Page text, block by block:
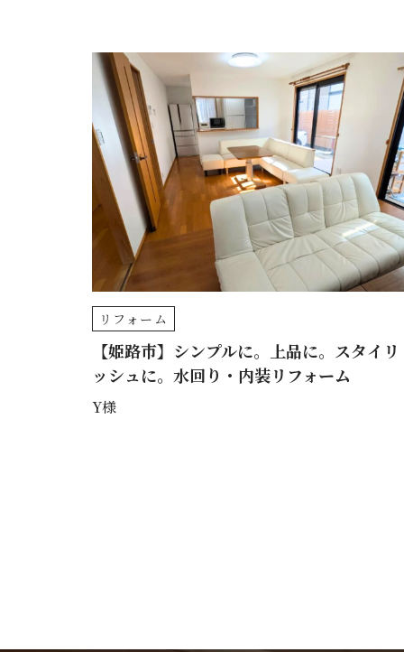
リフォーム
【姫路市】シンプルに。上品に。スタイリ
ッシュに。水回り・内装リフォーム
Y様